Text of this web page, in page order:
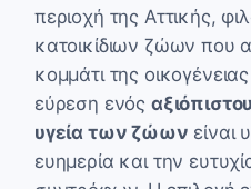
περιοχή της Αττικής,
κατοικίδιων ζώων που
κομμάτι της
εύρεση ενός
υγεία των ζώων είναι
ευημερία και την